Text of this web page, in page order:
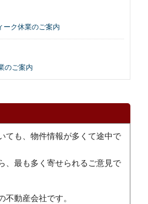
ク休業のご案内
のご案内
ても、物件情報が多くて途中で
、最も多く寄せられるご意見で
不動産会社です。